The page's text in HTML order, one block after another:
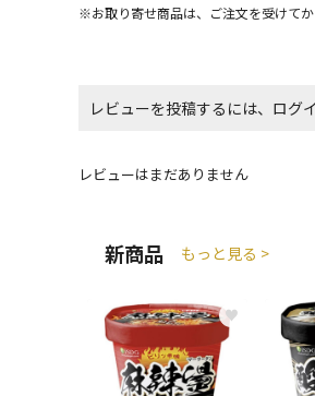
※お取り寄せ商品は、ご注文を受けて
レビューを投稿するには、ログ
レビューはまだありません
新商品 もっと見る >
♥